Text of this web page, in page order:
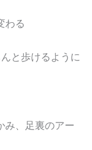
わる
歩けるように
、足裏のアー